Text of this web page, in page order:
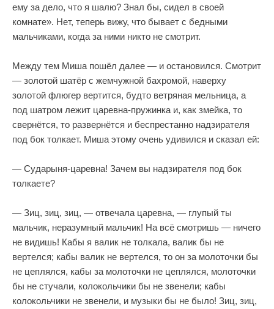
ему за дело, что я шалю? Знал бы, сидел в своей
комнате». Нет, теперь вижу, что бывает с бедными
мальчиками, когда за ними никто не смотрит.
Между тем Миша пошёл далее — и остановился. Смотрит
— золотой шатёр с жемчужной бахромой, наверху
золотой флюгер вертится, будто ветряная мельница, а
под шатром лежит царевна-пружинка и, как змейка, то
свернётся, то развернётся и беспрестанно надзирателя
под бок толкает. Миша этому очень удивился и сказал ей:
— Сударыня-царевна! Зачем вы надзирателя под бок
толкаете?
— Зиц, зиц, зиц, — отвечала царевна, — глупый ты
мальчик, неразумный мальчик! На всё смотришь — ничего
не видишь! Кабы я валик не толкала, валик бы не
вертелся; кабы валик не вертелся, то он за молоточки бы
не цеплялся, кабы за молоточки не цеплялся, молоточки
бы не стучали, колокольчики бы не звенели; кабы
колокольчики не звенели, и музыки бы не было! Зиц, зиц,